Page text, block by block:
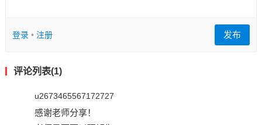
登录• 注册 发布
评论列表(1)
u2673465567172727
感谢老师分享！